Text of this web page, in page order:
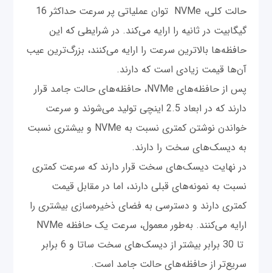
حالت کلی، NVMe توان عملیاتی پر سرعت حداکثر 16
گیگابیت در ثانیه را ارایه می‌کند. در شرایطی که این
حافظه‌ها بالاترین سرعت را ارایه می‌کنند، بزرگ‌ترین عیب
آن‌ها قیمت زیادی است که دارند.
پس از حافظه‌های NVMe، حافظه‌های حالت جامد قرار
دارند که در ابعاد 2.5 اینچی تولید می‌شوند و سرعت
خواندن نوشتن کمتری نسبت به NVMe و بیشتری نسبت
به دیسک‌های سخت را دارند.
در نهایت دیسک‌های سخت قرار دارند که سرعت کمتری
نسبت به نمونه‌های قبلی دارند، اما در مقابل قیمت
کمتری دارند و دسترسی به فضای ذخیره‌سازی بیشتری را
ارایه می‌کنند. به‌طور معمول، سرعت یک حافظه NVMe
تا 30 برابر بیشتر از دیسک‌های سخت ساتا و 6 برابر
سریع‌تر از حافظه‌های حالت جامد است.